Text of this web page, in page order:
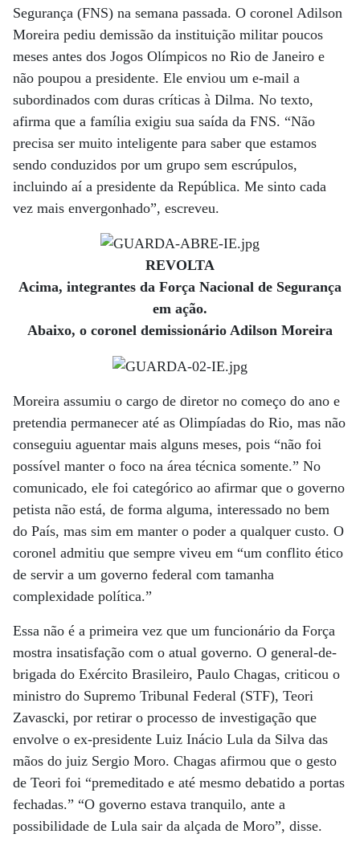
Segurança (FNS) na semana passada. O coronel Adilson
Moreira pediu demissão da instituição militar poucos
meses antes dos Jogos Olímpicos no Rio de Janeiro e
não poupou a presidente. Ele enviou um e-mail a
subordinados com duras críticas à Dilma. No texto,
afirma que a família exigiu sua saída da FNS. “Não
precisa ser muito inteligente para saber que estamos
sendo conduzidos por um grupo sem escrúpulos,
incluindo aí a presidente da República. Me sinto cada
vez mais envergonhado”, escreveu.
REVOLTA
Acima, integrantes da Força Nacional de Segurança
em ação.
Abaixo, o coronel demissionário Adilson Moreira
Moreira assumiu o cargo de diretor no começo do ano e
pretendia permanecer até as Olimpíadas do Rio, mas não
conseguiu aguentar mais alguns meses, pois “não foi
possível manter o foco na área técnica somente.” No
comunicado, ele foi categórico ao afirmar que o governo
petista não está, de forma alguma, interessado no bem
do País, mas sim em manter o poder a qualquer custo. O
coronel admitiu que sempre viveu em “um conflito ético
de servir a um governo federal com tamanha
complexidade política.”
Essa não é a primeira vez que um funcionário da Força
mostra insatisfação com o atual governo. O general-de-
brigada do Exército Brasileiro, Paulo Chagas, criticou o
ministro do Supremo Tribunal Federal (STF), Teori
Zavascki, por retirar o processo de investigação que
envolve o ex-presidente Luiz Inácio Lula da Silva das
mãos do juiz Sergio Moro. Chagas afirmou que o gesto
de Teori foi “premeditado e até mesmo debatido a portas
fechadas.” “O governo estava tranquilo, ante a
possibilidade de Lula sair da alçada de Moro”, disse.